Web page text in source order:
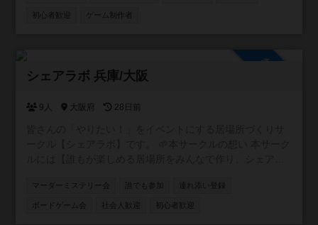
初心者歓迎 ゲーム制作者
シェアラボ 兵庫/大阪
9人 大阪府 28日前
みなさんが楽しい雰囲気づくりをしてくれるおかげで、毎
回和気あいあいとしたイベントになってます！ 20代、30
マーダーミステリー会 誰でも参加 連れ添い登録
ボードゲーム会 社会人歓迎 初心者歓迎